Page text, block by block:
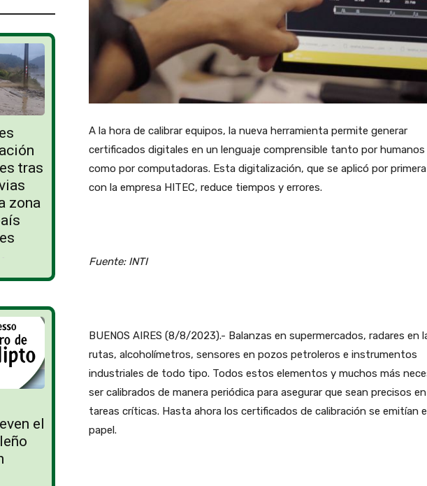
tras
zona
-
el
A la hora de calibrar equipos, la nueva herramienta permite generar
certificados digitales en un lenguaje comprensible tanto por humanos
como por computadoras. Esta digitalización, que se aplicó por
con la empresa HITEC, reduce tiempos y errores.
Fuente: INTI
BUENOS AIRES (8/8/2023).- Balanzas en supermercados, radares en
rutas, alcoholímetros, sensores en pozos petroleros e instrumentos
industriales de todo tipo. Todos estos elementos y muchos más
ser calibrados de manera periódica para asegurar que sean precisos
tareas críticas. Hasta ahora los certificados de calibración se emitían
papel.